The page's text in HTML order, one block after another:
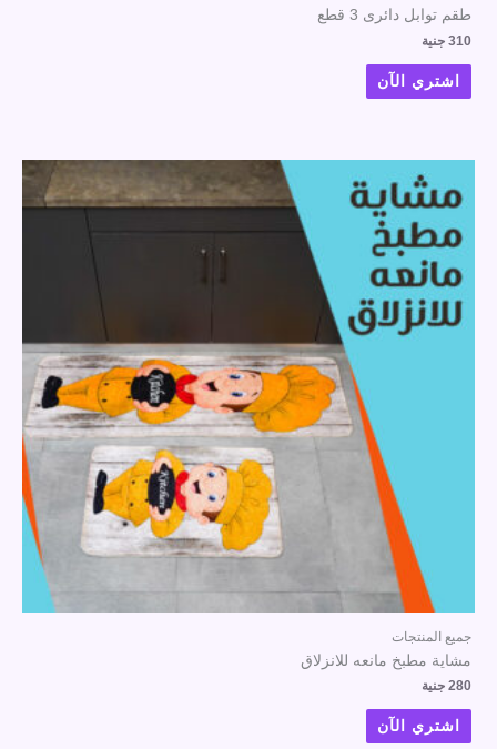
طقم توابل دائرى 3 قطع
310 جنية
اشتري الآن
جميع المنتجات
مشاية مطبخ مانعه للانزلاق
280 جنية
اشتري الآن